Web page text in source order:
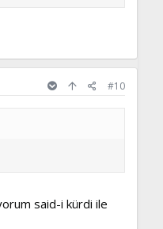
#10
said-i kürdi ile